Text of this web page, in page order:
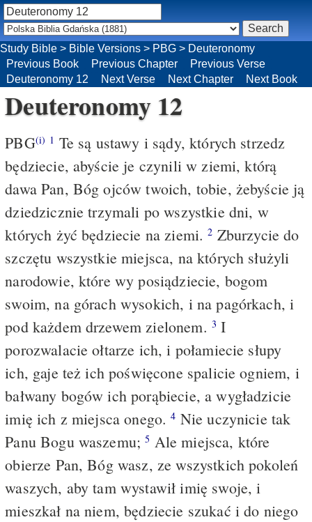
Study Bible > Bible Versions > PBG > Deuteronomy
Previous Book
Previous Chapter
Previous Verse
Deuteronomy 12
Next Verse Next Chapter Next Book
Deuteronomy 12
PBG(i) 1 Te są ustawy i sądy, których strzedz
będziecie, abyście je czynili w ziemi, którą
dawa Pan, Bóg ojców twoich, tobie, żebyście ją
dziedzicznie trzymali po wszystkie dni, w
których żyć będziecie na ziemi.2 Zburzycie do
szczętu wszystkie miejsca, na których służyli
narodowie, które wy posiądziecie, bogom
swoim, na górach wysokich, i na pagórkach, i
pod każdem drzewem zielonem. 3 I
porozwalacie ołtarze ich, i połamiecie słupy
ich, gaje też ich poświęcone spalicie ogniem, i
bałwany bogów ich porąbiecie, a wygładzicie
imię ich z miejsca onego.4 Nie uczynicie tak
Panu Bogu waszemu;5 Ale miejsca, które
obierze Pan, Bóg wasz, ze wszystkich pokoleń
waszych, aby tam wystawił imię swoje, i
mieszkał na niem, będziecie szukać i do niego